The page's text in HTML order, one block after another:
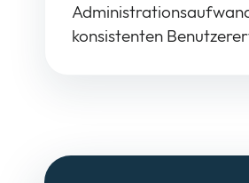
konsistenten